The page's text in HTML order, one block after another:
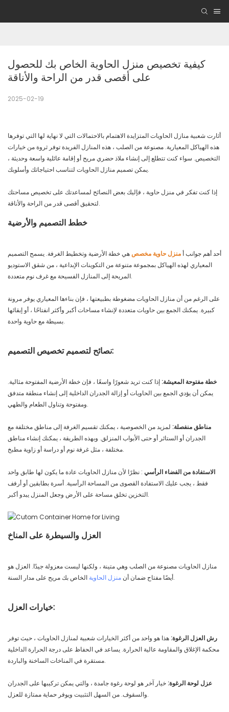
كيفية تخصيص منزل الحاوية الخاص بك للحصول
على أقصى قدر من الراحة والأناقة
2025-02-19
أثارت شعبية منازل الحاويات المتزايدة الاهتمام بالاحتمالات التي لا نهاية لها التي توفرها
هذه الهياكل المعيارية. مصنوعة من الصلب ، هذه المنازل الفريدة توفر ثروة من خيارات
التخصيص. سواء كنت تتطلع إلى إنشاء ملاذ حضري مريح أو إقامة عائلية واسعة وحديثة ،
يمكن تصميم منازل الحاويات لتناسب احتياجاتك وأسلوبك.
إذا كنت تفكر في منزل حاوية ، فإليك بعض النصائح لمساعدتك على تخصيص مساحتك
لتحقيق أقصى قدر من الراحة والأناقة.
خطط التصميم والأرضية
أحد أهم جوانب أمنزل حاوية مخصصهي خطة الأرضية وتخطيط الغرفة. يسمح التصميم
المعياري لهذه الهياكل بمجموعة متنوعة من التكوينات الإبداعية ، من شقق الاستوديو
المريحة إلى المنازل الفسيحة مع غرف نوم متعددة.
على الرغم من أن منازل الحاويات مضغوطة بطبيعتها ، فإن بناءها المعياري يوفر مرونة
كبيرة. يمكنك الجمع بين حاويات متعددة لإنشاء مساحات أكبر وأكثر انفتاحًا ، أو إبقائها
بسيطة مع حاوية واحدة.
نصائح لتصميم تخصيص التصميم:
خطة مفتوحة المعيشة: إذا كنت تريد شعورًا واسعًا ، فإن خطة الأرضية المفتوحة مثالية.
يمكن أن يؤدي الجمع بين الحاويات أو إزالة الجدران الداخلية إلى إنشاء منطقة متدفق
ومفتوحة وتناول الطعام والطهي.
مناطق منفصلة: لمزيد من الخصوصية ، يمكنك تقسيم الغرفة إلى مناطق مختلفة مع
الجدران أو الستائر أو حتى الأبواب المنزلق. وبهذه الطريقة ، يمكنك إنشاء مناطق
مختلفة ، مثل غرفة نوم أو دراسة أو زاوية مطبخ.
الاستفادة من الفضاء الرأسي : نظرًا لأن منازل الحاويات عادة ما يكون لها طابق واحد
فقط ، يجب عليك الاستفادة القصوى من المساحة الرأسية. أسرة بطابقين أو أرفف
التخزين تخلق مساحة على الأرض وجعل المنزل يبدو أكبر.
العزل والسيطرة على المناخ
منازل الحاويات مصنوعة من الصلب وهي متينة ، ولكنها ليست معزولة جيدًا. العزل هو
أيضًا مفتاح ضمان أن منزل الحاوية الخاص بك مريح على مدار السنة.
خيارات العزل:
رش العزل الرغوة: هذا هو واحد من أكثر الخيارات شعبية لمنازل الحاويات ، حيث توفر
محكمة الإغلاق والمقاومة عالية الحرارة. يساعد في الحفاظ على درجة الحرارة الداخلية
مستقرة في المناخات الساخنة والباردة.
عزل لوحة الرغوة: خيار آخر هو لوحة رغوة جامدة ، والتي يمكن تركيبها على الجدران
والسقوف. من السهل التثبيت ويوفر حماية ممتازة للعزل.